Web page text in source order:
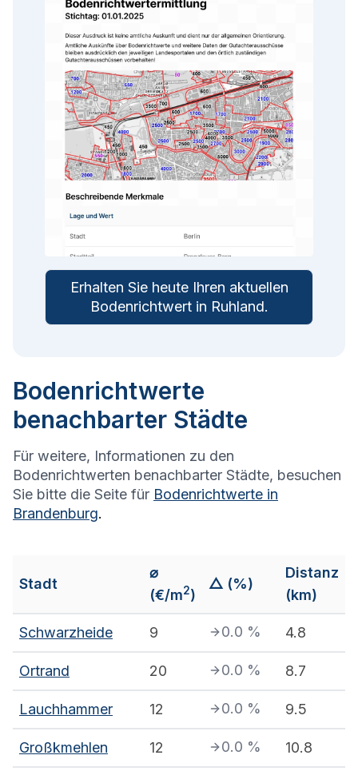
Erhalten Sie heute Ihren aktuellen
Bodenrichtwert in Ruhland.
Bodenrichtwerte
benachbarter Städte
Für weitere, Informationen zu den
Bodenrichtwerten benachbarter Städte, besuchen
Sie bitte die Seite für Bodenrichtwerte in
Brandenburg.
Stadt
⌀
(€/m2)
△ (%)
Distanz
(km)
Schwarzheide 9 0.0 % 4.8
Ortrand 20 0.0 % 8.7
Lauchhammer 12 0.0 % 9.5
Großkmehlen 12 0.0 % 10.8